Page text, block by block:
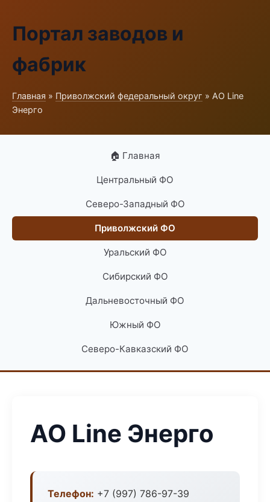
Портал заводов и
фабрик
Главная » Приволжский федеральный округ » АО Line
Энерго
🏠 Главная
Центральный ФО
Северо-Западный ФО
Приволжский ФО
Уральский ФО
Сибирский ФО
Дальневосточный ФО
Южный ФО
Северо-Кавказский ФО
АО Line Энерго
Телефон: +7 (997) 786-97-39